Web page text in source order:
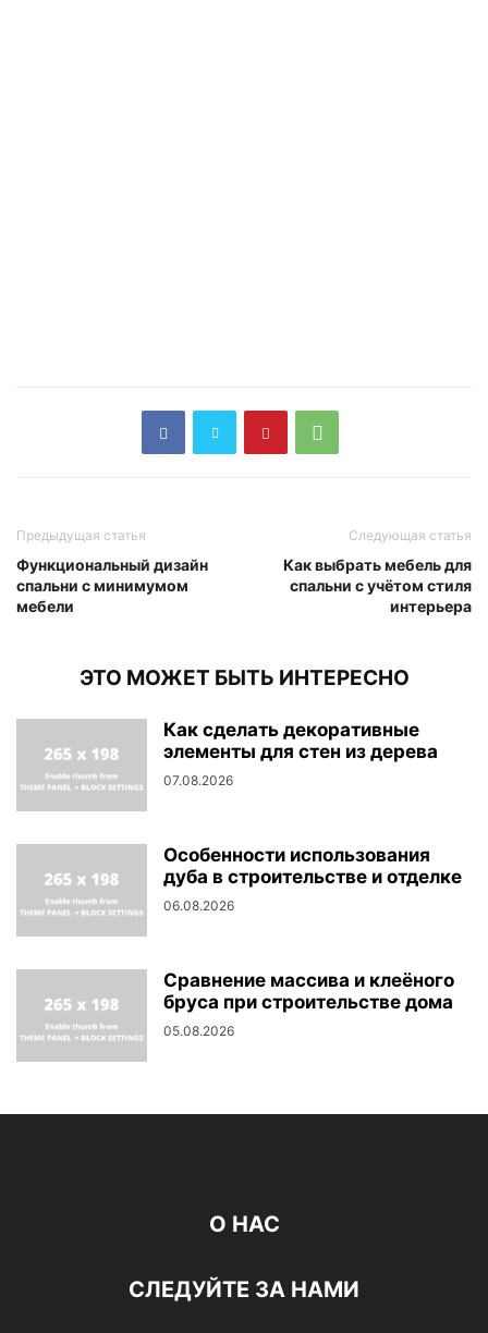
Предыдущая статья
Функциональный дизайн
спальни с минимумом
мебели
Следующая статья
Как выбрать мебель для
спальни с учётом стиля
интерьера
ЭТО МОЖЕТ БЫТЬ ИНТЕРЕСНО
Как сделать декоративные
элементы для стен из дерева
07.08.2026
Особенности использования
дуба в строительстве и отделке
06.08.2026
Сравнение массива и клеёного
бруса при строительстве дома
05.08.2026
О НАС
СЛЕДУЙТЕ ЗА НАМИ